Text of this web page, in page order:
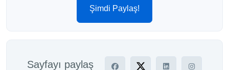
Şimdi Paylaş!
Sayfayı paylaş